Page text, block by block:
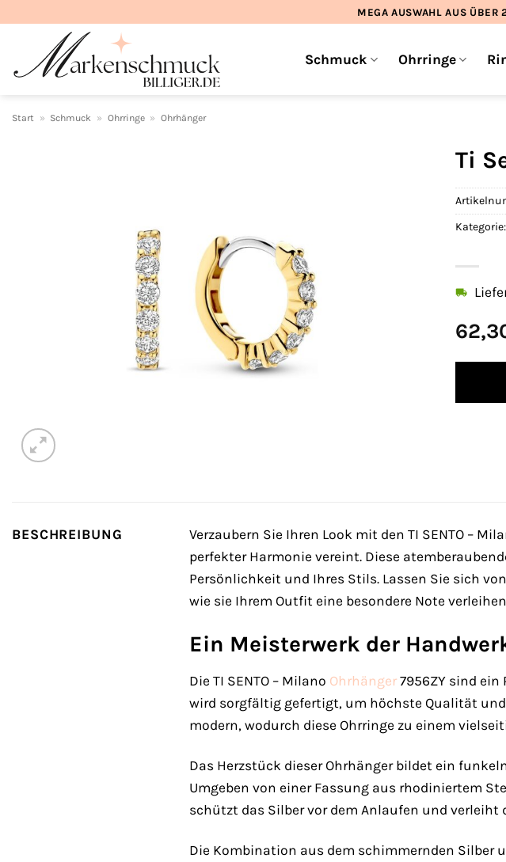
springen
MEGA AUSWAHL AUS ÜBER
Schmuck Ohrringe
Start » Schmuck » Ohrringe » Ohrhänger
Ti
Kategorie:
BESCHREIBUNG
Verzaubern Sie Ihren Look mit den TI SENTO –
perfekter Harmonie vereint. Diese
Persönlichkeit und Ihres Stils. Lassen Sie sich
wie sie Ihrem Outfit eine besondere Note
Ein Meisterwerk der
Die TI SENTO – Milano Ohrhänger 7956ZY sind
wird sorgfältig gefertigt, um höchste Qualität
modern, wodurch diese Ohrringe zu einem
Das Herzstück dieser Ohrhänger bildet ein
Umgeben von einer Fassung aus rhodiniertem
schützt das Silber vor dem Anlaufen und
Die Kombination aus dem schimmernden Silber